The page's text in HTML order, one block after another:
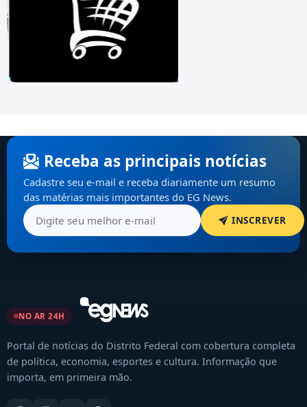
Receba as principais notícias
Cadastre seu e-mail e receba diariamente um resumo
das matérias mais importantes do EG News.
INSCREVER
NO AR 24H
Portal de notícias do Distrito Federal com cobertura completa
de política, economia, esportes e cultura. Informação que
importa, em primeira mão.